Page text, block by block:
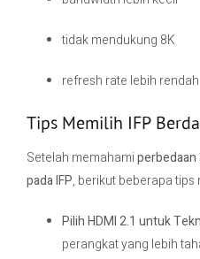
tidak mendukung 8K
refresh rate lebih rendah
Tips Memilih IFP
Setelah memahamiperbedaan
pada IFP, berikut beberapa
Pilih HDMI 2.1 untuk
perangkat yang lebih